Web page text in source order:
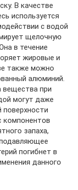
В качестве
используется
с водой
щелочную
в течение
жировые и
также можно
алюминий.
вещества при
могут даже
поверхности
компонентов
запаха,
погибнет в
данного